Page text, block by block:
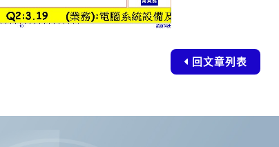
回文章列表